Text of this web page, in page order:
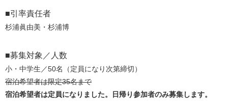
■引率責任者
杉浦眞由美・杉浦博
■募集対象／人数
小・中学生／50名（定員になり次第締切）
宿泊希望者は限定35名まで
宿泊希望者は定員になりました。日帰り参加者のみ募集します。